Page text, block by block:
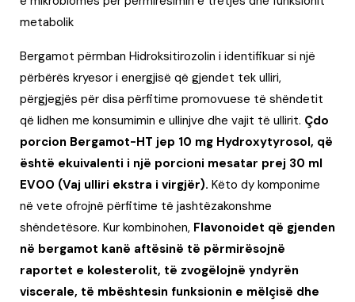
metabolik
Bergamot përmban Hidroksitirozolin i identifikuar si një
përbërës kryesor i energjisë që gjendet tek ulliri,
përgjegjës për disa përfitime promovuese të shëndetit
që lidhen me konsumimin e ullinjve dhe vajit të ullirit. Çdo
porcion Bergamot-HT jep 10 mg Hydroxytyrosol, që
është ekuivalenti i një porcioni mesatar prej 30 ml
EVOO (Vaj ulliri ekstra i virgjër). Këto dy komponime
në vete ofrojnë përfitime të jashtëzakonshme
shëndetësore. Kur kombinohen, Flavonoidet që gjenden
në bergamot kanë aftësinë të përmirësojnë
raportet e kolesterolit, të zvogëlojnë yndyrën
viscerale, të mbështesin funksionin e mëlçisë dhe